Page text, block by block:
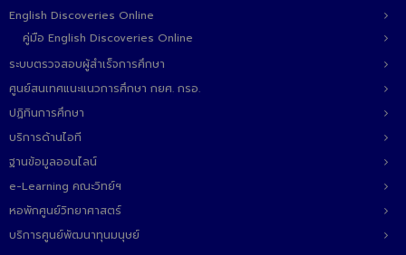
English Discoveries Online
คู่มือ English Discoveries Online
ระบบตรวจสอบผู้สำเร็จการศึกษา
ศูนย์สนเทศแนะแนวการศึกษา กยศ. กรอ.
ปฏิทินการศึกษา
บริการด้านไอที
ฐานข้อมูลออนไลน์
e-Learning คณะวิทย์ฯ
หอพักศูนย์วิทยาศาสตร์
บริการศูนย์พัฒนาทุนมนุษย์